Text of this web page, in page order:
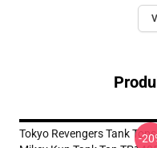
Tokyo Revengers Tank Tops
-